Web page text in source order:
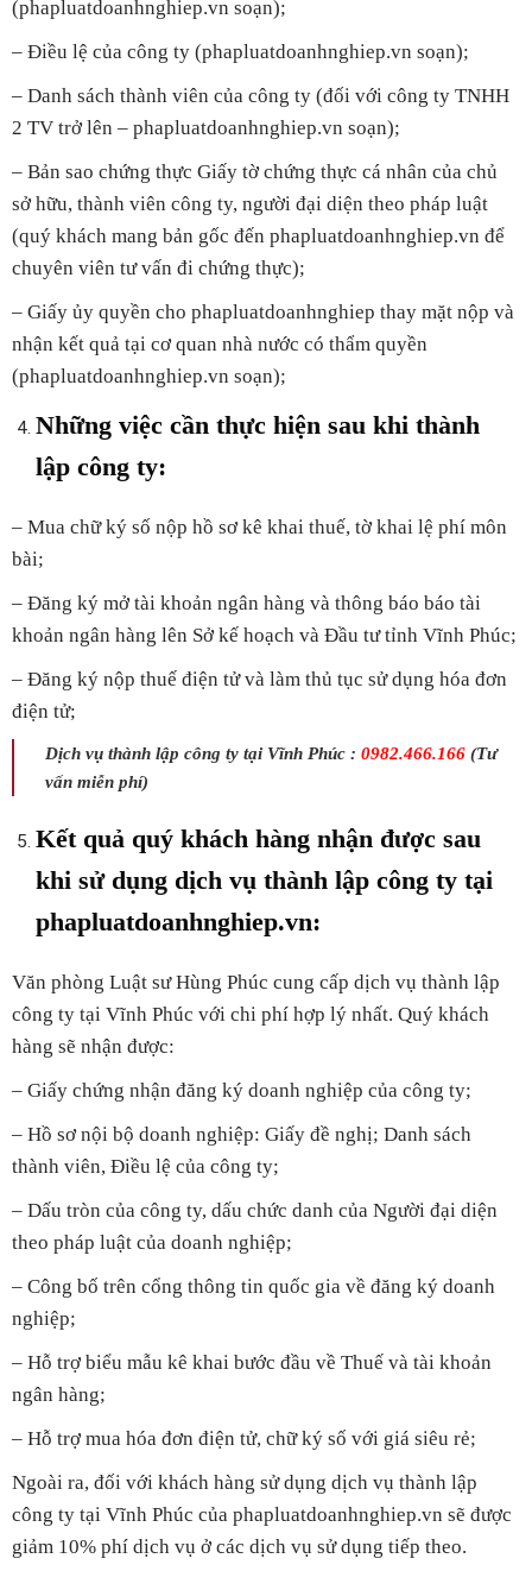
(phapluatdoanhnghiep.vn soạn);
– Điều lệ của công ty (phapluatdoanhnghiep.vn soạn);
– Danh sách thành viên của công ty (đối với công ty TNHH
2 TV trở lên – phapluatdoanhnghiep.vn soạn);
– Bản sao chứng thực Giấy tờ chứng thực cá nhân của chủ
sở hữu, thành viên công ty, người đại diện theo pháp luật
(quý khách mang bản gốc đến phapluatdoanhnghiep.vn để
chuyên viên tư vấn đi chứng thực);
– Giấy ủy quyền cho phapluatdoanhnghiep thay mặt nộp và
nhận kết quả tại cơ quan nhà nước có thẩm quyền
(phapluatdoanhnghiep.vn soạn);
Những việc cần thực hiện sau khi thành
lập công ty:
– Mua chữ ký số nộp hồ sơ kê khai thuế, tờ khai lệ phí môn
bài;
– Đăng ký mở tài khoản ngân hàng và thông báo báo tài
khoản ngân hàng lên Sở kế hoạch và Đầu tư tỉnh Vĩnh Phúc;
– Đăng ký nộp thuế điện tử và làm thủ tục sử dụng hóa đơn
điện tử;
Dịch vụ thành lập công ty tại Vĩnh Phúc :0982.466.166 (Tư
vấn miễn phí)
Kết quả quý khách hàng nhận được sau
khi sử dụng dịch vụ thành lập công ty tại
phapluatdoanhnghiep.vn:
Văn phòng Luật sư Hùng Phúc cung cấp dịch vụ thành lập
công ty tại Vĩnh Phúc với chi phí hợp lý nhất. Quý khách
hàng sẽ nhận được:
– Giấy chứng nhận đăng ký doanh nghiệp của công ty;
– Hồ sơ nội bộ doanh nghiệp: Giấy đề nghị; Danh sách
thành viên, Điều lệ của công ty;
– Dấu tròn của công ty, dấu chức danh của Người đại diện
theo pháp luật của doanh nghiệp;
– Công bố trên cổng thông tin quốc gia về đăng ký doanh
nghiệp;
– Hỗ trợ biểu mẫu kê khai bước đầu về Thuế và tài khoản
ngân hàng;
– Hỗ trợ mua hóa đơn điện tử, chữ ký số với giá siêu rẻ;
Ngoài ra, đối với khách hàng sử dụng dịch vụ thành lập
công ty tại Vĩnh Phúc của phapluatdoanhnghiep.vn sẽ được
giảm 10% phí dịch vụ ở các dịch vụ sử dụng tiếp theo.